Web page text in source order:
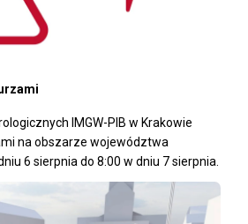
IMGW-PIB w Krakowie
na obszarze województwa
6 sierpnia do 8:00 w dniu 7 sierpnia.